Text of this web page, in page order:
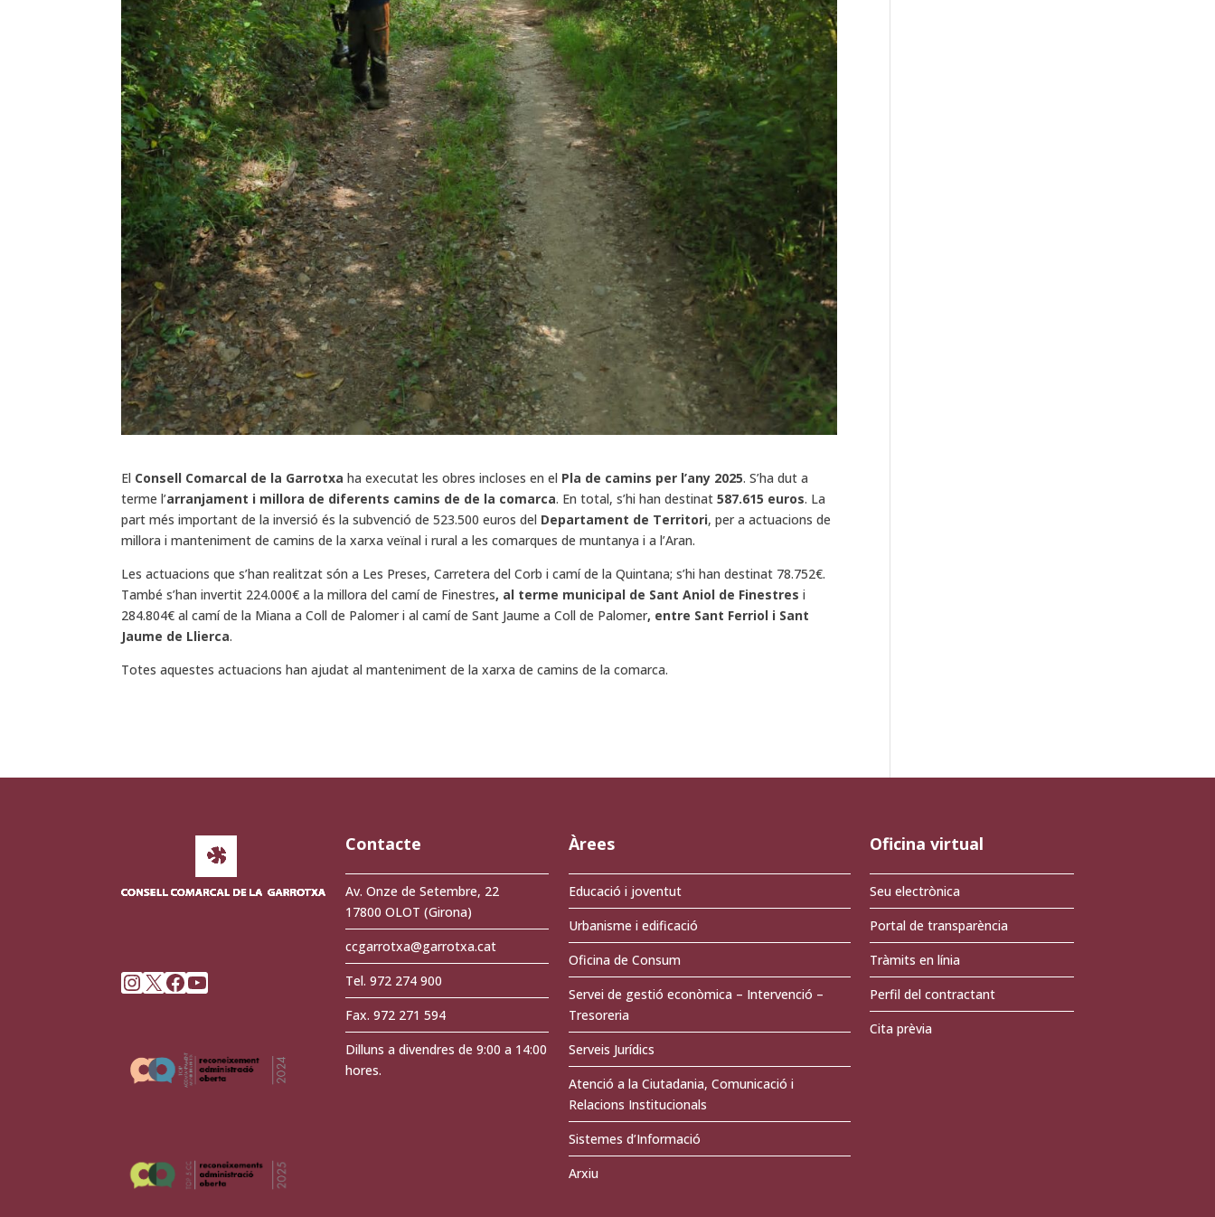
El Consell Comarcal de la Garrotxa ha executat les obres incloses en el Pla de camins per l’any 2025. S’ha dut a
terme l’arranjament i millora de diferents camins de de la comarca. En total, s’hi han destinat587.615 euros. La
part més important de la inversió és la subvenció de 523.500 euros del Departament de Territori, per a actuacions de
millora i manteniment de camins de la xarxa veïnal i rural a les comarques de muntanya i a l’Aran.
Les actuacions que s’han realitzat són a Les Preses, Carretera del Corb i camí de la Quintana; s’hi han destinat 78.752€.
També s’han invertit 224.000€ a la millora del camí de Finestres, al terme municipal de Sant Aniol de Finestres i
284.804€ al camí de la Miana a Coll de Palomer i al camí de Sant Jaume a Coll de Palomer, entre Sant Ferriol i Sant
Jaume de Llierca.
Totes aquestes actuacions han ajudat al manteniment de la xarxa de camins de la comarca.
Instagram
X Facebook
YouTube
Contacte
Av. Onze de Setembre, 22
17800 OLOT (Girona)
ccgarrotxa@garrotxa.cat
Tel. 972 274 900
Fax. 972 271 594
Dilluns a divendres de 9:00 a 14:00
hores.
Àrees
Educació i joventut
Urbanisme i edificació
Oficina de Consum
Servei de gestió econòmica – Intervenció –
Tresoreria
Serveis Jurídics
Atenció a la Ciutadania, Comunicació i
Relacions Institucionals
Sistemes d’Informació
Arxiu
Oficina virtual
Seu electrònica
Portal de transparència
Tràmits en línia
Perfil del contractant
Cita prèvia